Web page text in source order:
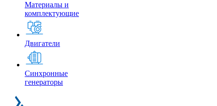
Материалы и
комплектующие
Двигатели
Синхронные
генераторы